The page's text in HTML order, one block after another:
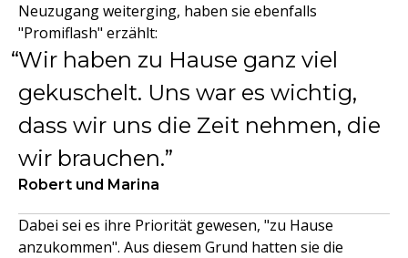
Neuzugang weiterging, haben sie ebenfalls
"Promiflash" erzählt:
Wir haben zu Hause ganz viel
gekuschelt. Uns war es wichtig,
dass wir uns die Zeit nehmen, die
wir brauchen.
Robert und Marina
Dabei sei es ihre Priorität gewesen, "zu Hause
anzukommen". Aus diesem Grund hatten sie die